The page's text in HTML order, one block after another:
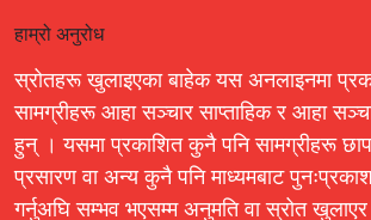
हाम्रो अनुरोध
स्रोतहरू खुलाइएका बाहेक यस अनलाइनमा
सामग्रीहरू आहा सञ्चार साप्ताहिक र आहा
हुन् । यसमा प्रकाशित कुनै पनि सामग्रीहरू
प्रसारण वा अन्य कुनै पनि माध्यमबाट
गर्नुअघि सम्भव भएसम्म अनुमति वा स्रोत खुलाएर